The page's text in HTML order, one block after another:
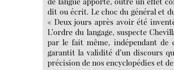
dit ou écrit. Le choc du général et
« Deux jours après avoir été
L’ordre du langage, suspecte
par le fait même, indépendant de
garantit la validité d’un discours
précision de nos encyclopédies et